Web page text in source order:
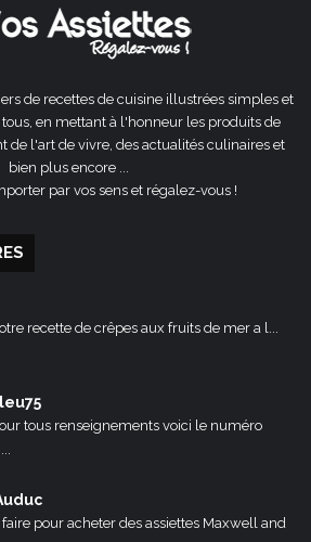
de recettes de cuisine illustrées simples et
tous, en mettant à l'honneur les produits de
de l'art de vivre, des actualités culinaires et
bien plus encore ...
par vos sens et régalez-vous !
recette de crêpes aux fruits de mer a l...
tous renseignements voici le numéro
pour acheter des assiettes Maxwell and